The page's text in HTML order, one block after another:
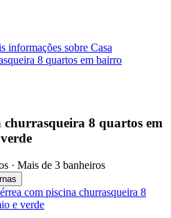
informações sobre Casa
8 quartos em bairro
churrasqueira 8 quartos em
· Mais de 3 banheiros
com piscina churrasqueira 8
e verde